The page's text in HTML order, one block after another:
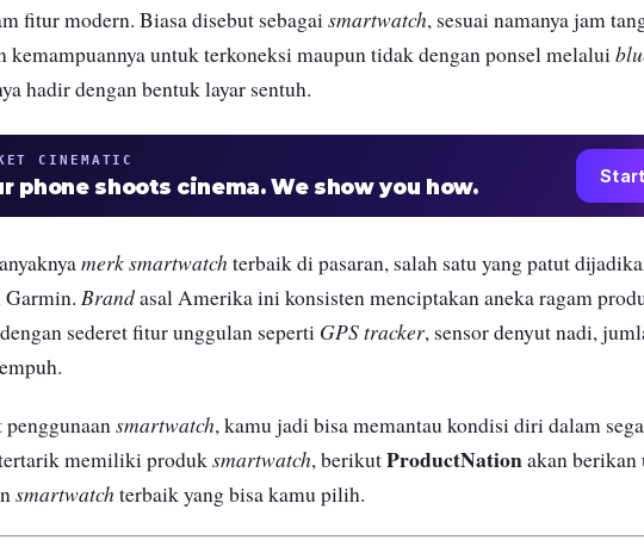
fitur modern. Biasa disebut sebagaismartwatch, sesuai namanya jam
kemampuannya untuk terkoneksi maupun tidak dengan ponsel melalui
hadir dengan bentuk layar sentuh.
CINEMATIC
phone shoots cinema. We show you how.
merk smartwatch terbaik di pasaran, salah satu yang patut
Garmin. Brandasal Amerika ini konsisten menciptakan aneka ragam
sederet fitur unggulan seperti GPS tracker, sensor denyut nadi,
smartwatch, kamu jadi bisa memantau kondisi diri dalam
memiliki produksmartwatch, berikutProductNationakan berikan
smartwatch terbaik yang bisa kamu pilih.